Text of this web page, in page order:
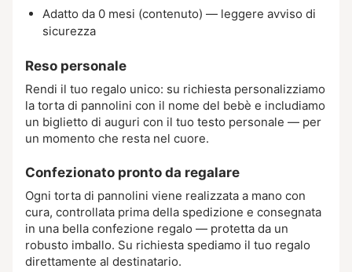
Adatto da 0 mesi (contenuto) — leggere avviso di
sicurezza
Reso personale
Rendi il tuo regalo unico: su richiesta personalizziamo
la torta di pannolini con il nome del bebè e includiamo
un biglietto di auguri con il tuo testo personale — per
un momento che resta nel cuore.
Confezionato pronto da regalare
Ogni torta di pannolini viene realizzata a mano con
cura, controllata prima della spedizione e consegnata
in una bella confezione regalo — protetta da un
robusto imballo. Su richiesta spediamo il tuo regalo
direttamente al destinatario.